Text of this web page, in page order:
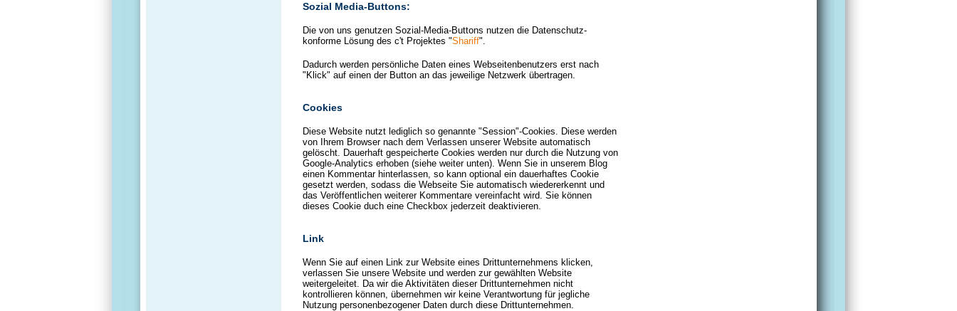
Sozial Media-Buttons:
Die von uns genutzen Sozial-Media-Buttons nutzen die Datenschutz-
konforme Lösung des c't Projektes "Shariff".
Dadurch werden persönliche Daten eines Webseitenbenutzers erst nach
"Klick" auf einen der Button an das jeweilige Netzwerk übertragen.
Cookies
Diese Website nutzt lediglich so genannte "Session"-Cookies. Diese werden
von Ihrem Browser nach dem Verlassen unserer Website automatisch
gelöscht. Dauerhaft gespeicherte Cookies werden nur durch die Nutzung von
Google-Analytics erhoben (siehe weiter unten). Wenn Sie in unserem Blog
einen Kommentar hinterlassen, so kann optional ein dauerhaftes Cookie
gesetzt werden, sodass die Webseite Sie automatisch wiedererkennt und
das Veröffentlichen weiterer Kommentare vereinfacht wird. Sie können
dieses Cookie duch eine Checkbox jederzeit deaktivieren.
Link
Wenn Sie auf einen Link zur Website eines Drittunternehmens klicken,
verlassen Sie unsere Website und werden zur gewählten Website
weitergeleitet. Da wir die Aktivitäten dieser Drittunternehmen nicht
kontrollieren können, übernehmen wir keine Verantwortung für jegliche
Nutzung personenbezogener Daten durch diese Drittunternehmen.